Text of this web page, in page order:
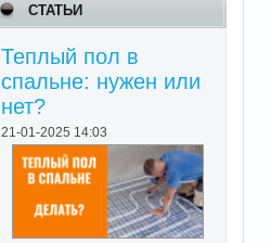
СТАТЬИ
Теплый пол в
спальне: нужен или
нет?
21-01-2025 14:03